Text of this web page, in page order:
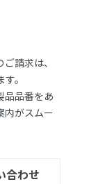
請求は、
。
品品番をあ
内がスムー
合わせ